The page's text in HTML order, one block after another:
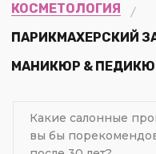
КОСМЕТОЛОГИЯ
ПАРИКМАХЕРСКИЙ
МАНИКЮР &
Какие салонные
вы бы